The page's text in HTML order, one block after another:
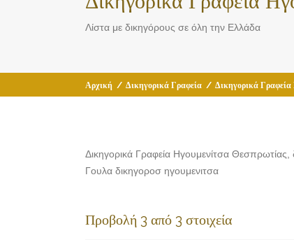
Λίστα με δικηγόρους σε όλη την Ελλάδα
Αρχική / Δικηγορικά Γραφεία / Δικηγορικά Γραφεία
Δικηγορικά Γραφεία Ηγουμενίτσα Θεσπρωτίας,
Γουλα δικηγοροσ ηγουμενιτσα
Προβολή 3 από 3 στοιχεία